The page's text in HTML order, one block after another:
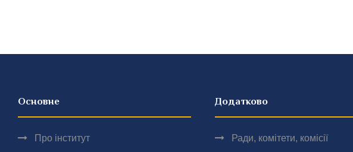
Основне
Про інститут
Додатково
Ради, комітети, комісії